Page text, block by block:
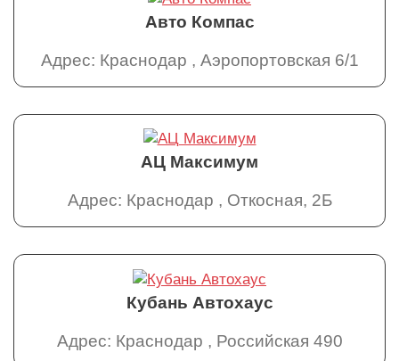
Авто Компас
Адрес: Краснодар , Аэропортовская 6/1
АЦ Максимум
Адрес: Краснодар , Откосная, 2Б
Кубань Автохаус
Адрес: Краснодар , Российская 490